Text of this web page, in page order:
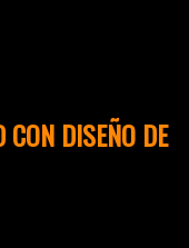
CON DISEÑO DE